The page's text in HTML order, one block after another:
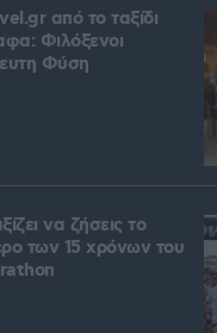
από το ταξίδι
Φιλόξενοι
Φύση
να ζήσεις το
των 15 χρόνων του